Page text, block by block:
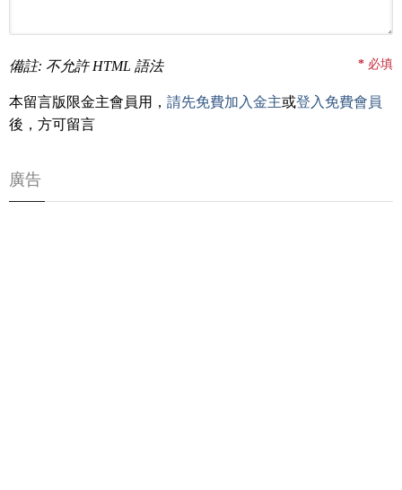
備註: 不允許 HTML 語法 * 必填
本留言版限金主會員用， 請先免費加入金主或登入免費會員
後，方可留言
廣告